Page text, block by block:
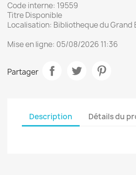
Code interne: 19559
Titre Disponible
Localisation: Bibliotheque du Grand
Mise en ligne: 05/08/2026 11:36
Partager
Description Détails du